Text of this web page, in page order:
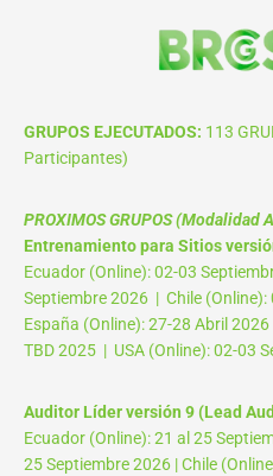
GRUPOS EJECUTADOS: 113
Participantes)
PROXIMOS GRUPOS (Modalidad
Entrenamiento para Sitios
Ecuador (Online): 02-03
Septiembre 2026 | Chile
España (Online): 27-28 Abril
TBD 2025 | USA (Online): 02-03
Auditor Líder versión 9 (Lead
Ecuador (Online): 21 al 25
25 Septiembre 2026 | Chile